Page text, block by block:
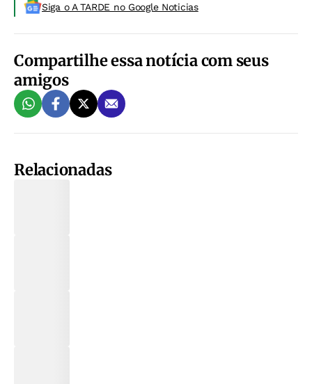
Siga o A TARDE no Google Noticias
Compartilhe essa notícia com seus
amigos
Relacionadas